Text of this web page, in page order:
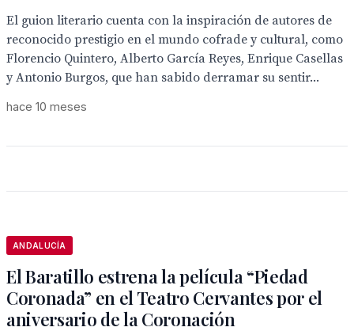
El guion literario cuenta con la inspiración de autores de
reconocido prestigio en el mundo cofrade y cultural, como
Florencio Quintero, Alberto García Reyes, Enrique Casellas
y Antonio Burgos, que han sabido derramar su sentir...
hace 10 meses
ANDALUCÍA
El Baratillo estrena la película “Piedad
Coronada” en el Teatro Cervantes por el
aniversario de la Coronación